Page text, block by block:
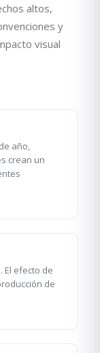
altos,
y
visual
año,
crean un
El efecto de
de